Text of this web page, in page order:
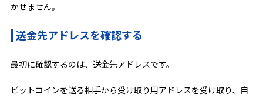
かせません。
送金先アドレスを確認する
最初に確認するのは、送金先アドレスです。
ビットコインを送る相手から受け取り用アドレスを受け取り、自